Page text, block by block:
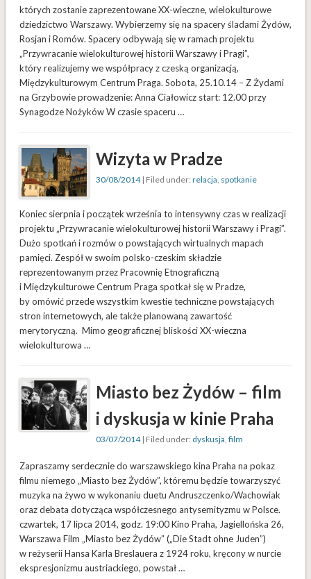
których zostanie zaprezentowane XX-wieczne, wielokulturowe
dziedzictwo Warszawy. Wybierzemy się na spacery śladami Żydów,
Rosjan i Romów. Spacery odbywają się w ramach projektu
„Przywracanie wielokulturowej historii Warszawy i Pragi”,
który realizujemy we współpracy z czeską organizacją,
Międzykulturowym Centrum Praga. Sobota, 25.10.14 – Z Żydami
na Grzybowie prowadzenie: Anna Ciałowicz start: 12.00 przy
Synagodze Nożyków W czasie spaceru …
Wizyta w Pradze
30/08/2014| Filed under:relacja spotkanie
Koniec sierpnia i początek września to intensywny czas w realizacji
projektu „Przywracanie wielokulturowej historii Warszawy i Pragi”.
Dużo spotkań i rozmów o powstających wirtualnych mapach
pamięci. Zespół w swoim polsko-czeskim składzie
reprezentowanym przez Pracownię Etnograficzną
i Międzykulturowe Centrum Praga spotkał się w Pradze,
by omówić przede wszystkim kwestie techniczne powstających
stron internetowych, ale także planowaną zawartość
merytoryczną. Mimo geograficznej bliskości XX-wieczna
wielokulturowa …
Miasto bez Żydów – film
i dyskusja w kinie Praha
03/07/2014| Filed under: dyskusja ,film
Zapraszamy serdecznie do warszawskiego kina Praha na pokaz
filmu niemego „Miasto bez Żydów”, któremu będzie towarzyszyć
muzyka na żywo w wykonaniu duetu Andruszczenko/Wachowiak
oraz debata dotycząca współczesnego antysemityzmu w Polsce.
czwartek, 17 lipca 2014, godz. 19:00 Kino Praha, Jagiellońska 26,
Warszawa Film „Miasto bez Żydów” („Die Stadt ohne Juden”)
w reżyserii Hansa Karla Breslauera z 1924 roku, kręcony w nurcie
ekspresjonizmu austriackiego, powstał …